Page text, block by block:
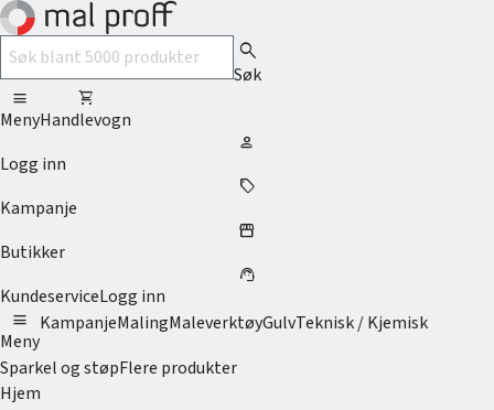
search
Søk
menu
Meny
shopping_cart
Handlevogn
person
Logg inn
sell
Kampanje
storefront
Butikker
support_agent
KundeserviceLogg inn
menu
Meny
KampanjeMalingMaleverktøyGulvTeknisk / Kjemisk
Sparkel og støpFlere produkter
Hjem